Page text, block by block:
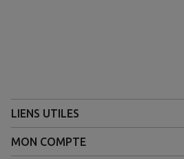
LIENS UTILES
MON COMPTE